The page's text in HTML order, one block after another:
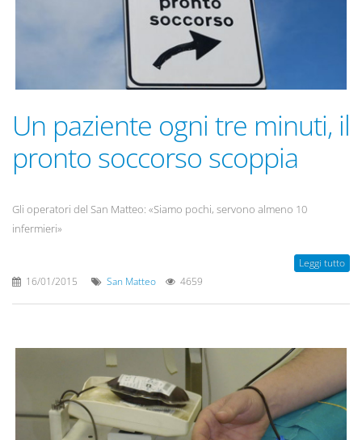
Un paziente ogni tre minuti, il
pronto soccorso scoppia
Gli operatori del San Matteo: «Siamo pochi, servono almeno 10
infermieri»
Leggi tutto
16/01/2015 San Matteo 4659